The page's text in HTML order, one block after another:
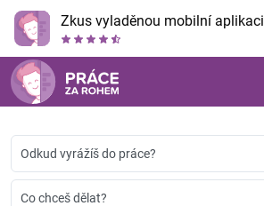
Zkus vyladěnou mobilní aplikaci
Odkud vyrážíš do práce?
Co chceš dělat?